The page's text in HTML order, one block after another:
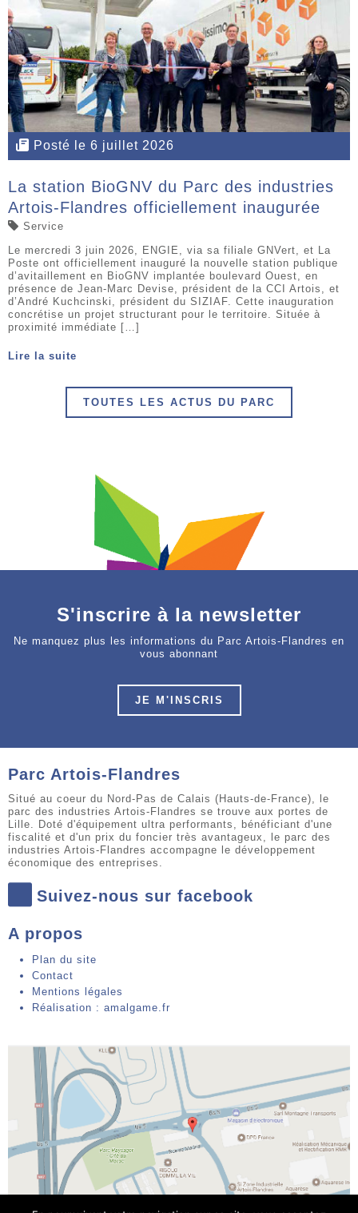
Posté le 6 juillet 2026
La station BioGNV du Parc des industries
Artois-Flandres officiellement inaugurée
Service
Le mercredi 3 juin 2026, ENGIE, via sa filiale GNVert, et La
Poste ont officiellement inauguré la nouvelle station publique
d’avitaillement en BioGNV implantée boulevard Ouest, en
présence de Jean-Marc Devise, président de la CCI Artois, et
d’André Kuchcinski, président du SIZIAF. Cette inauguration
concrétise un projet structurant pour le territoire. Située à
proximité immédiate […]
Lire la suite
TOUTES LES ACTUS DU PARC
S'inscrire à la newsletter
Ne manquez plus les informations du Parc Artois-Flandres en
vous abonnant
JE M'INSCRIS
Parc Artois-Flandres
Situé au coeur du Nord-Pas de Calais (Hauts-de-France), le
parc des industries Artois-Flandres se trouve aux portes de
Lille. Doté d'équipement ultra performants, bénéficiant d'une
fiscalité et d'un prix du foncier très avantageux, le parc des
industries Artois-Flandres accompagne le développement
économique des entreprises.
Suivez-nous sur facebook
A propos
Plan du site
Contact
Mentions légales
Réalisation : amalgame.fr